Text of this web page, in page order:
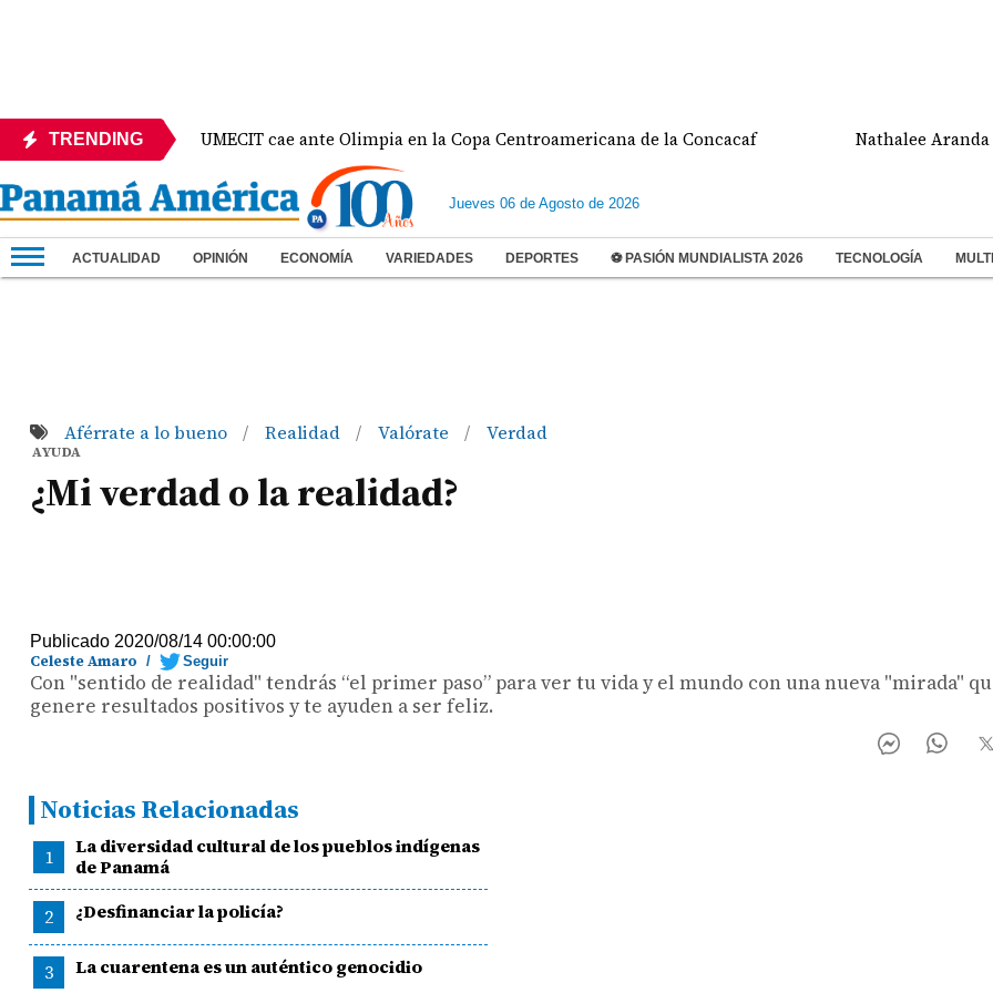
TRENDING UMECIT cae ante Olimpia en la Copa Centroamericana de la Concacaf Nathalee Aranda
Jueves 06 de Agosto de 2026
ACTUALIDAD OPINIÓN ECONOMÍA VARIEDADES DEPORTES ⚽ PASIÓN MUNDIALISTA 2026 TECNOLOGÍA
Aférrate a lo bueno / Realidad / Valórate / Verdad
AYUDA
¿Mi verdad o la realidad?
Publicado 2020/08/14 00:00:00
Celeste Amaro / Seguir
Con "sentido de realidad" tendrás “el primer paso” para ver tu vida y el mundo con una nueva "mirada"
genere resultados positivos y te ayuden a ser feliz.
Noticias Relacionadas
1
La diversidad cultural de los pueblos indígenas
de Panamá
2 ¿Desfinanciar la policía?
3 La cuarentena es un auténtico genocidio